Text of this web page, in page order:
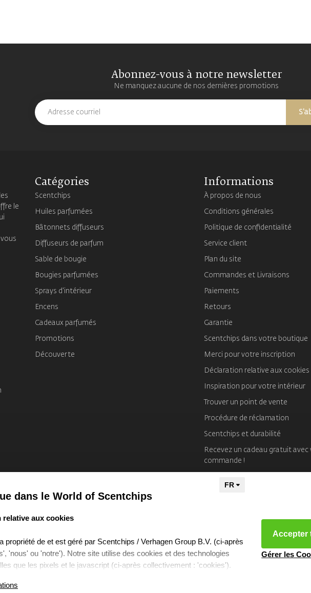
Abonnez-vous à notre newsletter
Ne manquez aucune de nos dernières promotions
le
Catégories
Scentchips
Huiles parfumées
Bâtonnets diffuseurs
Diffuseurs de parfum
Sable de bougie
Bougies parfumées
Sprays d'intérieur
Encens
Cadeaux parfumés
Promotions
Découverte
Informations
À propos de nous
Conditions générales
Politique de confidentialité
Service client
Plan du site
Commandes et Livraisons
Paiements
Retours
Garantie
Scentchips dans votre boutique
Merci pour votre inscription
Déclaration relative aux cookies
Inspiration pour votre intérieur
Trouver un point de vente
Procédure de réclamation
Scentchips et durabilité
Recevez un cadeau gratuit avec
commande !
dans le World of Scentchips
relative aux cookies
propriété de et est géré par Scentchips / Verhagen Group B.V. (ci-après
'nous' ou 'notre'). Notre site utilise des cookies et des technologies
que les pixels et le javascript (ci-après collectivement : 'cookies').
fins nous les utilisons et avec quels partenaires nous collaborons
Accepter
Gérer les